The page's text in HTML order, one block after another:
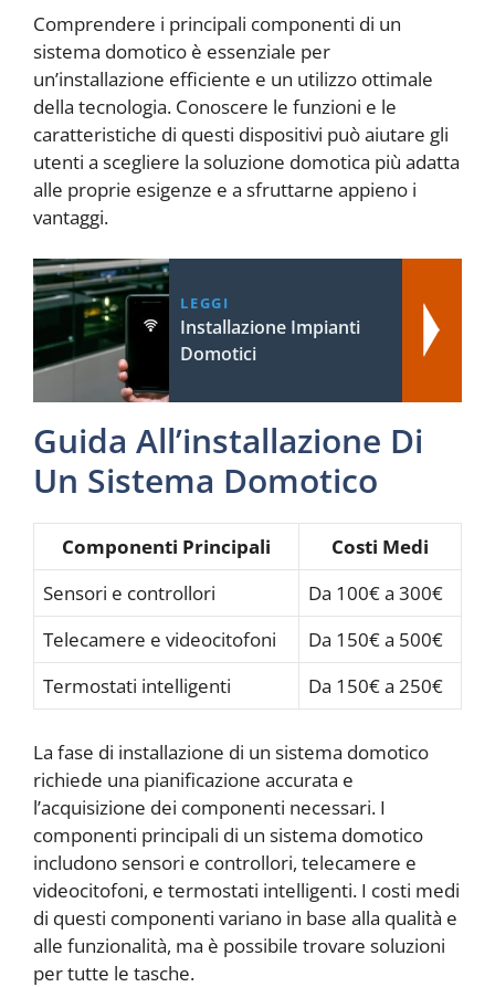
Comprendere i principali componenti di un
sistema domotico è essenziale per
un’installazione efficiente e un utilizzo ottimale
della tecnologia. Conoscere le funzioni e le
caratteristiche di questi dispositivi può aiutare gli
utenti a scegliere la soluzione domotica più adatta
alle proprie esigenze e a sfruttarne appieno i
vantaggi.
LEGGI
Installazione Impianti
Domotici
Guida All’installazione Di
Un Sistema Domotico
Componenti Principali
Costi Medi
Sensori e controllori
Da 100€ a 300€
Telecamere e videocitofoni
Da 150€ a 500€
Termostati intelligenti
Da 150€ a 250€
La fase di installazione di un sistema domotico
richiede una pianificazione accurata e
l’acquisizione dei componenti necessari. I
componenti principali di un sistema domotico
includono sensori e controllori, telecamere e
videocitofoni, e termostati intelligenti. I costi medi
di questi componenti variano in base alla qualità e
alle funzionalità, ma è possibile trovare soluzioni
per tutte le tasche.